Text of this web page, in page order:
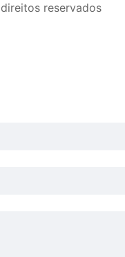
reservados